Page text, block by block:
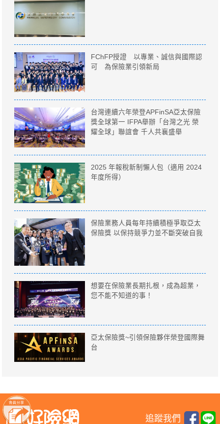
FChFP授證 以專業、誠信與國際認
可 為保險業引領新局
台灣連續六年榮登APFinSA亞太保險
獎全球第一 IFPA舉辦「台灣之光 榮
耀全球」聯誼會 千人共襄盛舉
2025 年報稅新制懶人包（適用 2024
年度所得）
保險業務人員每年持續積極爭取亞太
保險獎 以保持競爭力並不斷突破自我
想要在保險業長期扎根，成為超業，
您不能不知道的事！
亞太保險獎~引領保險夥伴榮登國際舞
台
追蹤我們